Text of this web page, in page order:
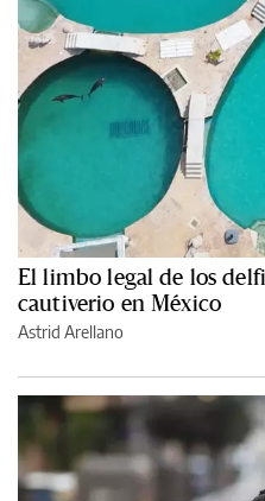
El limbo legal de los
cautiverio en México
Astrid Arellano